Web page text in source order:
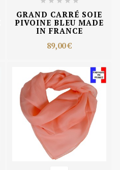
GRAND CARRÉ SOIE
PIVOINE BLEU MADE
IN FRANCE
89,00 €